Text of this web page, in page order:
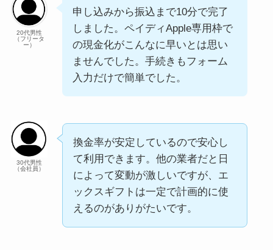
20代男性
（フリータ
ー）
申し込みから振込まで10分で完了
しました。ペイディApple専用枠で
の現金化がこんなに早いとは思い
ませんでした。手続きもフォーム
入力だけで簡単でした。
30代男性
（会社員）
換金率が安定しているので安心し
て利用できます。他の業者だと日
によって変動が激しいですが、エ
ックスギフトは一定で計画的に使
えるのがありがたいです。